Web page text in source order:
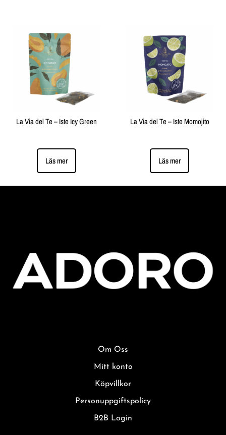
La Via del Te – Iste Icy Green
Läs mer
La Via del Te – Iste Momojito
Läs mer
Om Oss
Mitt konto
Köpvillkor
Personuppgiftspolicy
B2B Login